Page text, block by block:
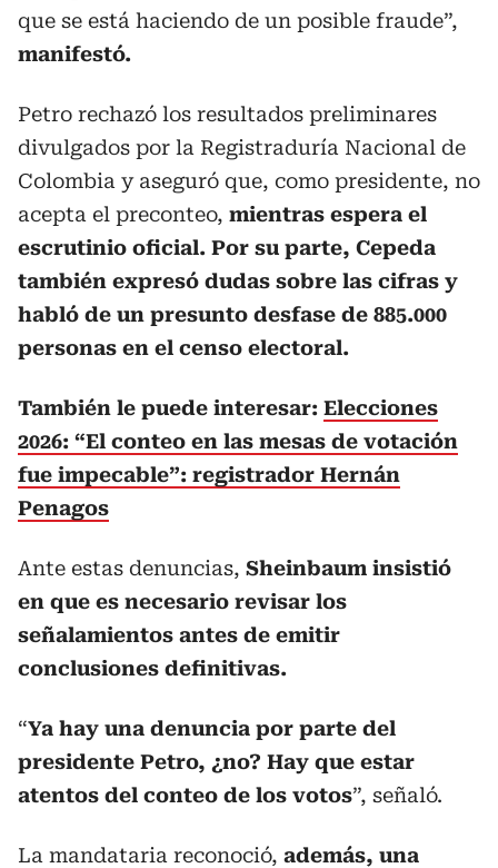
que se está haciendo de un posible fraude”,
manifestó.
Petro rechazó los resultados preliminares
divulgados por la Registraduría Nacional de
Colombia y aseguró que, como presidente, no
acepta el preconteo, mientras espera el
escrutinio oficial. Por su parte, Cepeda
también expresó dudas sobre las cifras y
habló de un presunto desfase de 885.000
personas en el censo electoral.
También le puede interesar: Elecciones
2026: “El conteo en las mesas de votación
fue impecable”: registrador Hernán
Penagos
Ante estas denuncias, Sheinbaum insistió
en que es necesario revisar los
señalamientos antes de emitir
conclusiones definitivas.
“Ya hay una denuncia por parte del
presidente Petro, ¿no? Hay que estar
atentos del conteo de los votos”, señaló.
La mandataria reconoció, además, una